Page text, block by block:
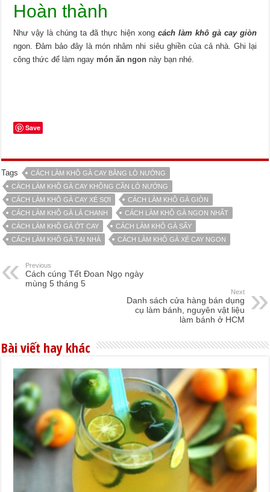
Hoàn thành
Như vậy là chúng ta đã thực hiện xong cách làm khô gà cay giòn
ngon. Đảm bảo đây là món nhâm nhi siêu ghiền của cả nhà. Ghi lại
công thức để làm ngay món ăn ngon này bạn nhé.
Save
Tags
CÁCH LÀM KHÔ GÀ CAY BẰNG LÒ NƯỚNG
CÁCH LÀM KHÔ GÀ CAY KHÔNG CẦN LÒ NƯỚNG
CÁCH LÀM KHÔ GÀ CAY XÉ SỢI
CÁCH LÀM KHÔ GÀ GIÒN
CÁCH LÀM KHÔ GÀ LÁ CHANH
CÁCH LÀM KHÔ GÀ NGON NHẤT
CÁCH LÀM KHÔ GÀ ỚT CAY
CÁCH LÀM KHÔ GÀ SẤY
CÁCH LÀM KHÔ GÀ TẠI NHÀ
CÁCH LÀM KHÔ GÀ XÉ CAY NGON
Previous
Cách cúng Tết Đoan Ngọ ngày
mùng 5 tháng 5
Next
Danh sách cửa hàng bán dụng
cụ làm bánh, nguyên vật liệu
làm bánh ở HCM
Bài viết hay khác